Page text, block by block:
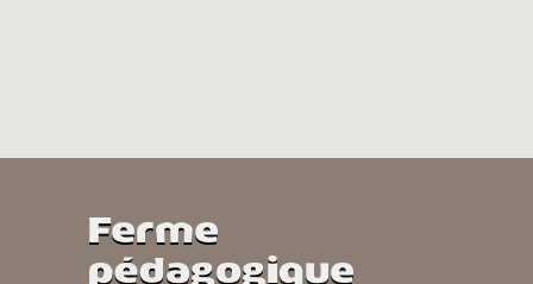
Ferme
pédagogique